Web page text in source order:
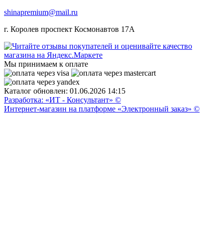
shinapremium@mail.ru
г. Королев проспект Космонавтов 17А
Мы принимаем к оплате
Каталог обновлен: 01.06.2026 14:15
Разработка: «ИТ - Консультант» ©
Интернет-магазин на платформе «Электронный заказ» ©